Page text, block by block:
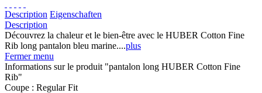
Description Eigenschaften
Description
Découvrez la chaleur et le bien-être avec le HUBER Cotton Fine
Rib long pantalon bleu marine....plus
Fermer menu
Informations sur le produit "pantalon long HUBER Cotton Fine
Rib"
Coupe : Regular Fit